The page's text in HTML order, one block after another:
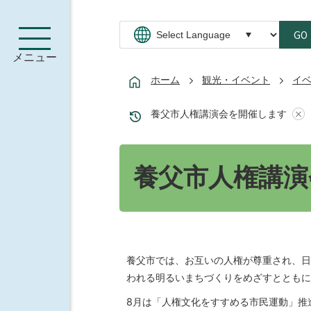
メニュー
GO
ホーム 観光・イベント イ
養父市人権講演会を開催します
養父市人権講
養父市では、お互いの人権が尊重され、
われる明るいまちづくりをめざすととも
8月は「人権文化をすすめる市民運動」